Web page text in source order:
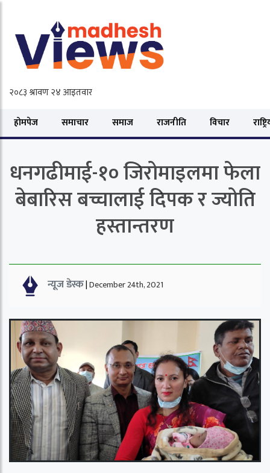
होमपेज समाचार समाज राजनीति विचार
धनगढीमाई-१० जिरोमाइलमा फेला
बेबारिस बच्चालाई दिपक र ज्योति
हस्तान्तरण
न्यूज डेस्क|December 24th, 2021